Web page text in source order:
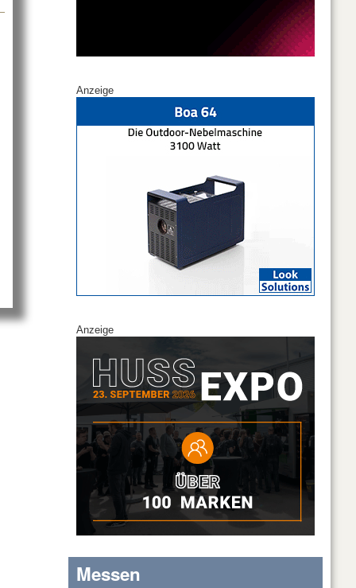
Anzeige
Anzeige
Messen